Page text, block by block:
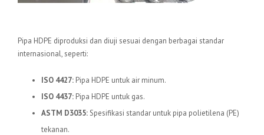
Pipa HDPE diproduksi dan diuji sesuai dengan berbagai standar
internasional, seperti:
ISO 4427: Pipa HDPE untuk air minum.
ISO 4437: Pipa HDPE untuk gas.
ASTM D3035:Spesifikasi standar untuk pipa polietilena (PE)
tekanan.